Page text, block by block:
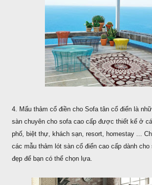
4. Mẩu thảm cổ điền cho Sofa tân cổ điển là
sàn chuyên cho sofa cao cấp được thiết kế ở
phố, biệt thự, khách sạn, resort, homestay ...
các mẫu thảm lót sàn cổ điển cao cấp dành cho
đẹp để bạn có thể chọn lựa.